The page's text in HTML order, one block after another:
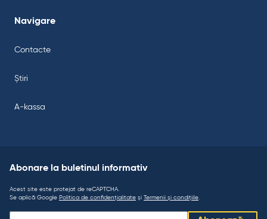
Navigare
Contacte
Știri
A-kassa
Abonare la buletinul informativ
Acest site este protejat de reCAPTCHA.
Se aplică Google Politica de confidențialitate și Termenii și condițiile.